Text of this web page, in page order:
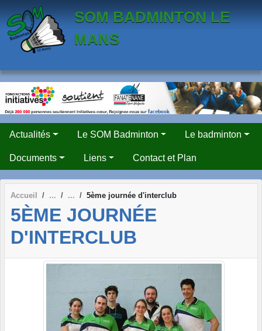
SOM BADMINTON LE
MANS
Actualités Le SOM Badminton Le badminton
Documents Liens Contact et Plan
Accueil 5ème journée d'interclub
5ÈME JOURNÉE
D'INTERCLUB
Panneau de gestion des cookies